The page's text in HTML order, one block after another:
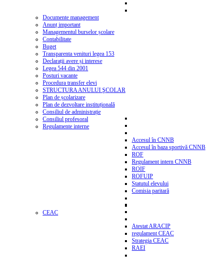
Documente management
Anunț important
Managementul burselor școlare
Contabilitate
Buget
Transparenta venituri legea 153
Declarații avere și interese
Legea 544 din 2001
Posturi vacante
Procedura transfer elevi
STRUCTURA ANULUI ŞCOLAR
Plan de școlarizare
Plan de dezvoltare instituțională
Consiliul de administrație
Consiliul profesoral
Regulamente interne
Accesul în CNNB
Accesul în baza sportivă CNNB
ROF
Regulament intern CNNB
ROIF
ROFUIP
Statutul elevului
Comisia paritară
CEAC
Atestat ARACIP
regulament CEAC
Strategia CEAC
RAEI